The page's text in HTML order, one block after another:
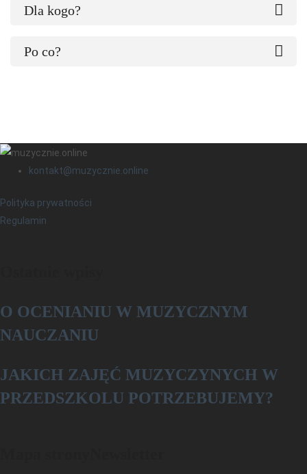
Dla kogo?
Po co?
kontakt@muzycznie.online
Polityka prywatności
Regulamin
O OCENIANIU W MUZYCZNYM
NAUCZANIU
­­JAKICH ZAJĘĆ MUZYCZYNYCH W
PRZEDSZKOLU POTRZEBUJEMY?